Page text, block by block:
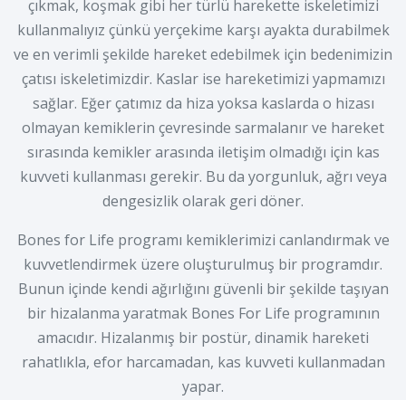
çıkmak, koşmak gibi her türlü harekette iskeletimizi
kullanmalıyız çünkü yerçekime karşı ayakta durabilmek
ve en verimli şekilde hareket edebilmek için bedenimizin
çatısı iskeletimizdir. Kaslar ise hareketimizi yapmamızı
sağlar. Eğer çatımız da hiza yoksa kaslarda o hizası
olmayan kemiklerin çevresinde sarmalanır ve hareket
sırasında kemikler arasında iletişim olmadığı için kas
kuvveti kullanması gerekir. Bu da yorgunluk, ağrı veya
dengesizlik olarak geri döner.
Bones for Life programı kemiklerimizi canlandırmak ve
kuvvetlendirmek üzere oluşturulmuş bir programdır.
Bunun içinde kendi ağırlığını güvenli bir şekilde taşıyan
bir hizalanma yaratmak Bones For Life programının
amacıdır. Hizalanmış bir postür, dinamik hareketi
rahatlıkla, efor harcamadan, kas kuvveti kullanmadan
yapar.